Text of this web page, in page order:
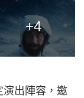
+4
演出陣容，邀